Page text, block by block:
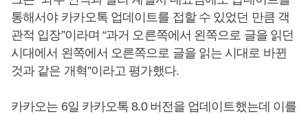
통해서야 카카오톡 업데이트를 접할 수 있었던 만큼 객
관적 입장”이라며 “과거 오른쪽에서 왼쪽으로 글을 읽던
시대에서 왼쪽에서 오른쪽으로 글을 읽는 시대로 바뀐
것과 같은 개혁”이라고 평가했다.
카카오는 6일 카카오톡 8.0 버전을 업데이트했는데 이를